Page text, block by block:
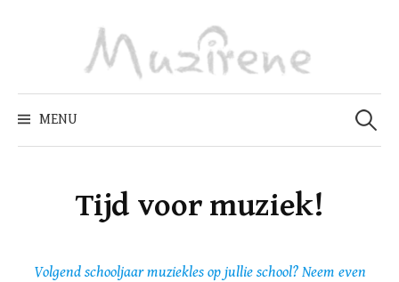
MENU
Zoeken
naar:
Tijd voor muziek!
Volgend schooljaar muziekles op jullie school? Neem even